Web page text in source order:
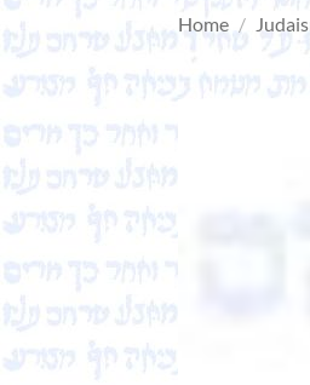
Home /